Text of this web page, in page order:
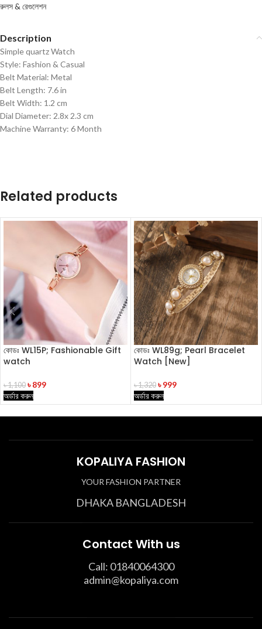
রুলস & রেগুলেশন
Description
Simple quartz Watch
Style: Fashion & Casual
Belt Material: Metal
Belt Length: 7.6 in
Belt Width: 1.2 cm
Dial Diameter: 2.8x 2.3 cm
Machine Warranty: 6 Month
Related products
কোডঃ WL15P; Fashionable Gift
watch
৳1,100 ৳899
অর্ডার করুন
কোডঃ WL89g; Pearl Bracelet
Watch [New]
৳1,320 ৳999
অর্ডার করুন
KOPALIYA FASHION
YOUR FASHION PARTNER
DHAKA BANGLADESH
Contact With us
Call: 01840064300
admin@kopaliya.com